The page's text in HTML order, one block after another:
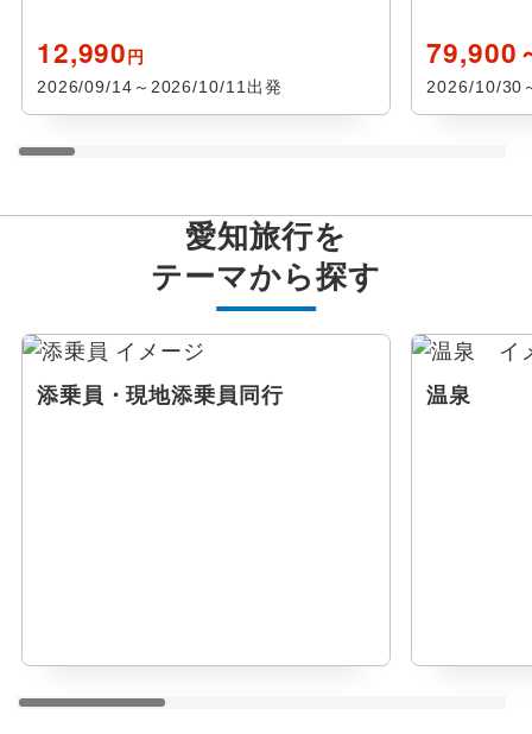
12,990円
2026/09/14～2026/10/11出発
79,900
2026/10/30
愛知旅行を
テーマから探す
添乗員・現地添乗員同行 温泉